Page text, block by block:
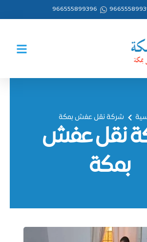
966555899396
شركة نقل عفش بمكة
نقل عفش
بمكة